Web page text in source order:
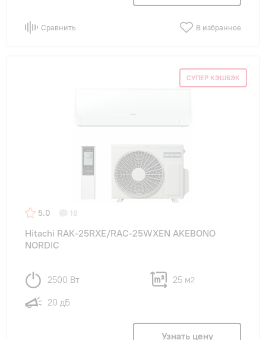
Сравнить В избранное
СУПЕР КЭШБЭК
5.0 18
Hitachi RAK-25RXE/RAC-25WXEN AKEBONO
NORDIC
2500 Вт 25 м2
20 дБ
Узнать цену